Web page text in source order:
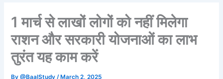
1 मार्च से लाखों लोगों को नहीं मिलेगा
राशन और सरकारी योजनाओं का लाभ
तुरंत यह काम करें
By@BaalStudy/ March 2, 2025